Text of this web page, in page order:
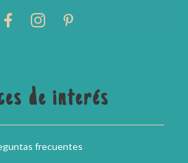
de interés
frecuentes